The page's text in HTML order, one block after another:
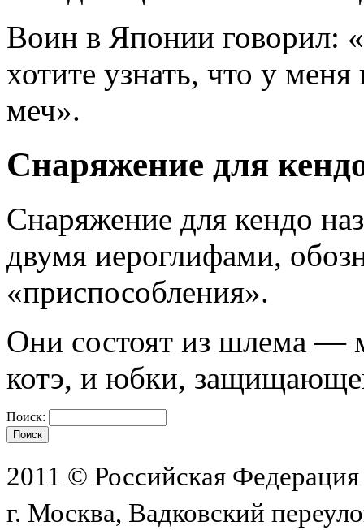
Воин в Японии говорил:
хотите узнать, что у
меч».
Снаряжение для
Снаряжение для кендо
двумя иероглифами,
«приспособления».
Они состоят из шлема —
котэ, и юбки,
Поиск:
2011 © Российская
г. Москва, Вадковский